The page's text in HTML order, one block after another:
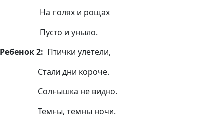
На полях и рощах
Пусто и уныло.
Ребенок 2: Птички улетели,
Стали дни короче.
Солнышка не видно.
Темны, темны ночи.